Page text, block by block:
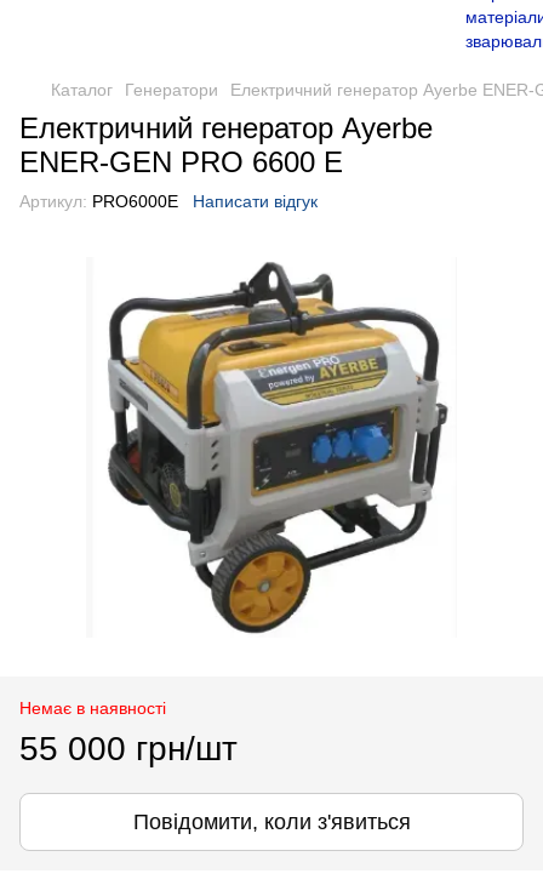
Каталог Генератори Електричний генератор Ayerbe ENER-
Електричний генератор Ayerbe
ENER-GEN PRO 6600 E
Артикул: PRO6000E Написати відгук
Немає в наявності
55 000 грн/шт
Повідомити, коли з'явиться